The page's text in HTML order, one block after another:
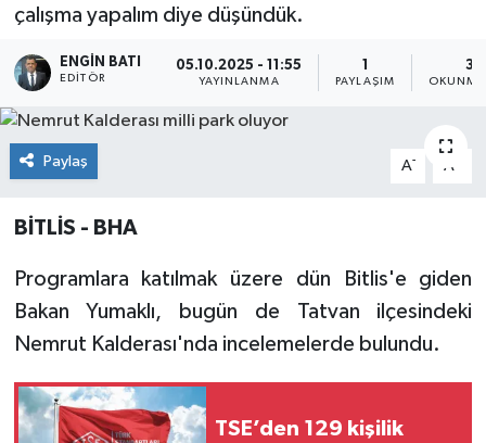
çalışma yapalım diye düşündük.
ENGIN BATI
EDITÖR
05.10.2025 - 11:55
YAYINLANMA
1
PAYLAŞIM
3
Paylaş A- A
BİTLİS - BHA
Programlara katılmak üzere dün Bitlis'e giden
Bakan Yumaklı, bugün de Tatvan ilçesindeki
Nemrut Kalderası'nda incelemelerde bulundu.
TSE’den 129 kişilik